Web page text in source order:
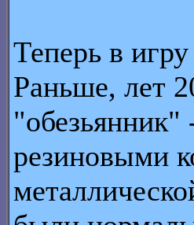
Теперь в
Раньше, лет
"обезьянник"
резиновыми